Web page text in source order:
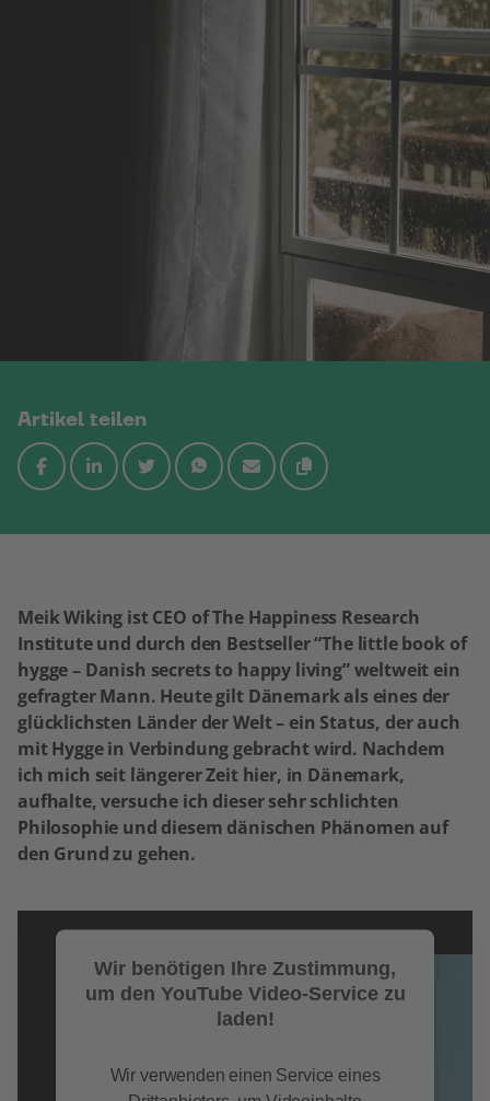
Artikel teilen
Meik Wiking ist CEO of The Happiness Research
Institute und durch den Bestseller “The little book of
hygge – Danish secrets to happy living” weltweit ein
gefragter Mann. Heute gilt Dänemark als eines der
glücklichsten Länder der Welt – ein Status, der auch
mit Hygge in Verbindung gebracht wird. Nachdem
ich mich seit längerer Zeit hier, in Dänemark,
aufhalte, versuche ich dieser sehr schlichten
Philosophie und diesem dänischen Phänomen auf
den Grund zu gehen.
Wir benötigen Ihre Zustimmung,
um den YouTube Video-Service zu
laden!
Wir verwenden einen Service eines